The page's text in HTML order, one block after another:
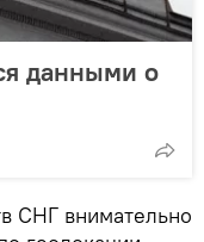
данными о
СНГ внимательно